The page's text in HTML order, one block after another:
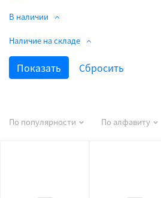
В наличии
Наличие на складе
По популярности По алфавиту